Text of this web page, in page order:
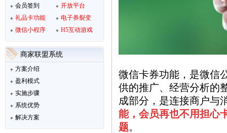
会员签到
礼品卡功能
微信小程序
开放平台
电子券裂变
H5互动游戏
商家联盟系统
方案介绍
盈利模式
实施步骤
系统优势
解决方案
微信卡券功能，是微信
供的推广、经营分析的
成部分，是连接商户与
能，会员再也不用担心
题。